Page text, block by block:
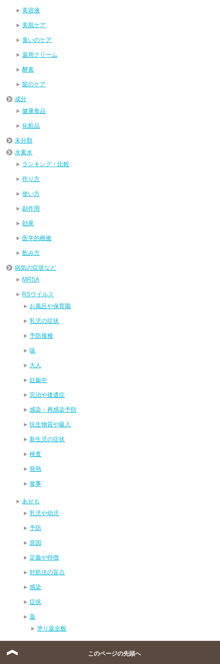
美容液
美肌ケア
臭いのケア
薬用クリーム
酵素
髪のケア
成分
健康食品
化粧品
未分類
水素水
ランキング・比較
作り方
使い方
副作用
効果
医学的根拠
飲み方
病気の症状など
MRSA
RSウイルス
お風呂や保育園
乳児の症状
予防接種
咳
大人
妊娠中
完治や後遺症
感染・再感染予防
抗生物質や吸入
新生児の症状
検査
発熱
食事
あせも
乳児や幼児
予防
原因
定義や特徴
対処法の盲点
感染
症状
薬
塗り薬全般
このページの先頭へ